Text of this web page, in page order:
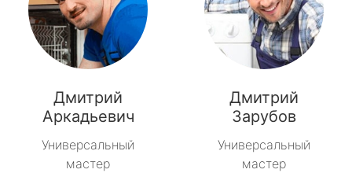
Дмитрий
Аркадьевич
Универсальный
мастер
Дмитрий
Зарубов
Универсальный
мастер